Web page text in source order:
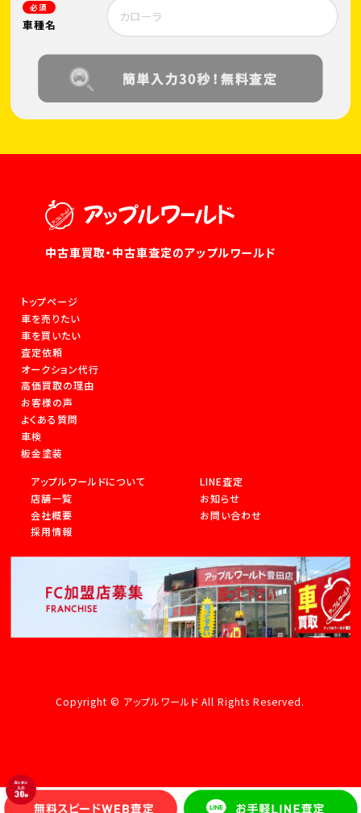
必須
車種名
中古車買取・中古車査定のアップルワールド
トップページ
車を売りたい
車を買いたい
査定依頼
オークション代行
高価買取の理由
お客様の声
よくある質問
車検
板金塗装
アップルワールドについて
店舗一覧
会社概要
採用情報
LINE査定
お知らせ
お問い合わせ
Copyright © アップルワールド All Rights Reserved.